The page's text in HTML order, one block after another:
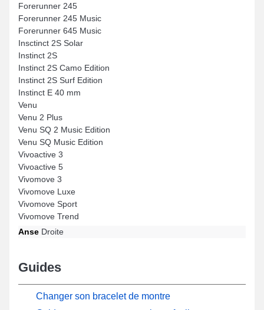
Forerunner 245
Forerunner 245 Music
Forerunner 645 Music
Insctinct 2S Solar
Instinct 2S
Instinct 2S Camo Edition
Instinct 2S Surf Edition
Instinct E 40 mm
Venu
Venu 2 Plus
Venu SQ 2 Music Edition
Venu SQ Music Edition
Vivoactive 3
Vivoactive 5
Vivomove 3
Vivomove Luxe
Vivomove Sport
Vivomove Trend
Anse Droite
Guides
Changer son bracelet de montre